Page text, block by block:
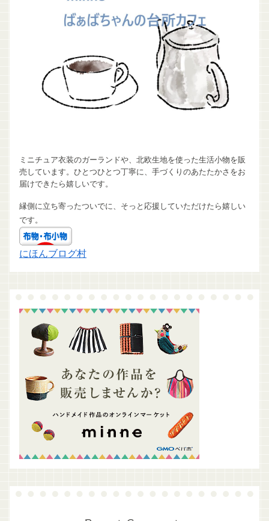
ミニチュア衣装のガーランドや、北欧生地を使った生活小物を販
売しています。ひとつひとつ丁寧に、手づくりのあたたかさをお
届けできたら嬉しいです。
縁側に立ち寄ったついでに、そっと応援していただけたら嬉しい
です。
にほんブログ村